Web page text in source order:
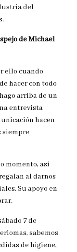
del
de Michael
ello cuando
hacer con todo
arriba de un
entrevista
hacen
siempre
momento, así
al darnos
Su apoyo en
7 de
sabemos
de higiene,